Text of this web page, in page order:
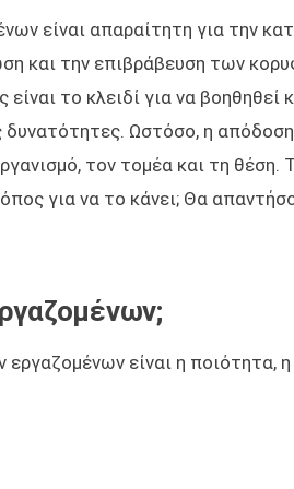
είναι απαραίτητη για την
και την επιβράβευση των
το κλειδί για να βοηθηθεί
Ωστόσο, η απόδοση
τον τομέα και τη θέση.
για να το κάνει; Θα
είναι η ποιότητα,